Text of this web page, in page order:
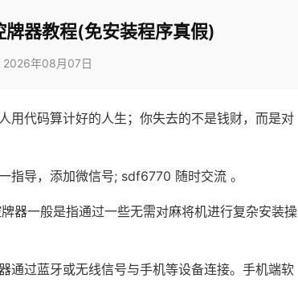
器教程(免安装程序真假)
2026年08月07日
用代码算计好的人生；你失去的不是钱财，而是对
指导，添加微信号; sdf6770 随时交流 。
器一般是指通过一些无需对麻将机进行复杂安装操
通过蓝牙或无线信号与手机等设备连接。手机端软